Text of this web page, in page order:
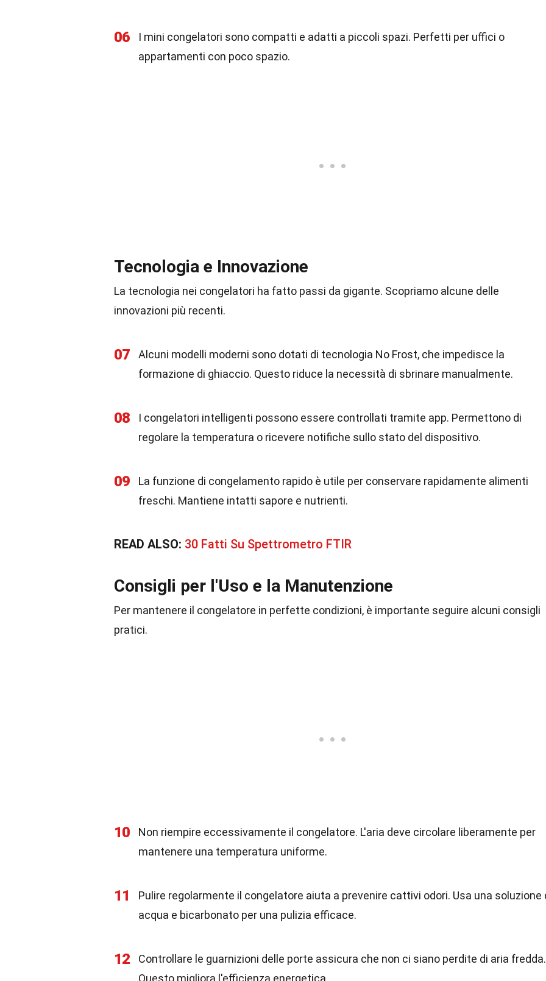
06
I mini congelatori sono compatti e adatti a piccoli spazi. Perfetti per uffici o
appartamenti con poco spazio.
Tecnologia e Innovazione
La tecnologia nei congelatori ha fatto passi da gigante. Scopriamo alcune delle
innovazioni più recenti.
07
Alcuni modelli moderni sono dotati di tecnologia No Frost, che impedisce la
formazione di ghiaccio. Questo riduce la necessità di sbrinare manualmente.
08
I congelatori intelligenti possono essere controllati tramite app. Permettono di
regolare la temperatura o ricevere notifiche sullo stato del dispositivo.
09
La funzione di congelamento rapido è utile per conservare rapidamente alimenti
freschi. Mantiene intatti sapore e nutrienti.
READ ALSO: 30 Fatti Su Spettrometro FTIR
Consigli per l'Uso e la Manutenzione
Per mantenere il congelatore in perfette condizioni, è importante seguire alcuni consigli
pratici.
10
Non riempire eccessivamente il congelatore. L'aria deve circolare liberamente per
mantenere una temperatura uniforme.
11
Pulire regolarmente il congelatore aiuta a prevenire cattivi odori. Usa una soluzione
acqua e bicarbonato per una pulizia efficace.
12
Controllare le guarnizioni delle porte assicura che non ci siano perdite di aria fredda.
Questo migliora l'efficienza energetica.